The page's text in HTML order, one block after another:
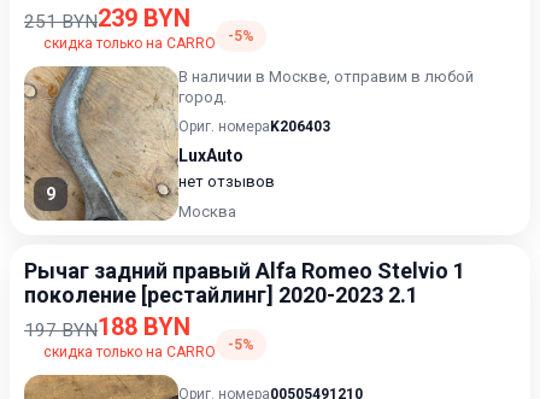
251 BYN239 BYN
скидка только на CARRO -5%
9
В наличии в Москве, отправим в любой
город.
Ориг. номера K206403
LuxAuto
нет отзывов
Москва
Рычаг задний правый Alfa Romeo Stelvio 1
поколение [рестайлинг] 2020-2023 2.1
197 BYN188 BYN
скидка только на CARRO -5%
Ориг. номера00505491210